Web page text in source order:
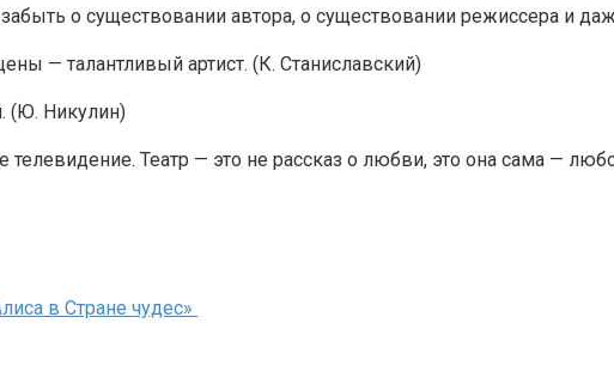
о существовании автора, о существовании режиссера и
— талантливый артист. (К. Станиславский)
(Ю. Никулин)
телевидение. Театр — это не рассказ о любви, это она сама —
в Стране чудес»